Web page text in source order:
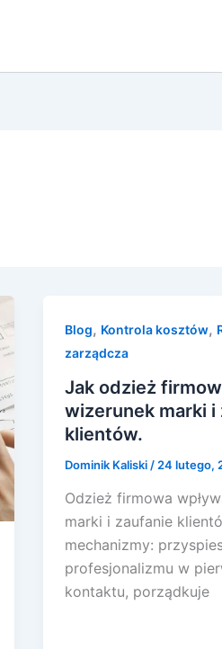
Blog, Kontrola kosztów,
zarządcza
Jak odzież
wizerunek marki i
klientów.
Dominik Kaliski / 24 lutego,
Odzież firmowa
marki i zaufanie
mechanizmy:
profesjonalizmu w
kontaktu, porządkuje